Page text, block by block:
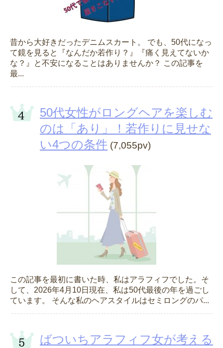
昔から大好きだったデニムスカート。 でも、50代になっ
て鏡を見ると『なんだか若作り？』『痛く見えてないか
な？』と不安になることはありませんか？ この記事を
最...
50代女性がロングヘアを楽しむ
のは「あり」！若作りに見せな
い4つの条件 (7,055pv)
この記事を最初に書いた時、私はアラフィフでした。そ
して、2026年4月10日現在、私は50代最後の年を過ごし
ています。 そんな私のヘアスタイルはセミロングのパ...
ばついちアラフィフ女が考える